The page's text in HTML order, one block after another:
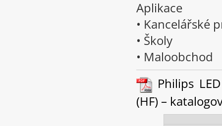
Aplikace
• Kancelářské
• Školy
• Maloobchod
Philips
(HF) –